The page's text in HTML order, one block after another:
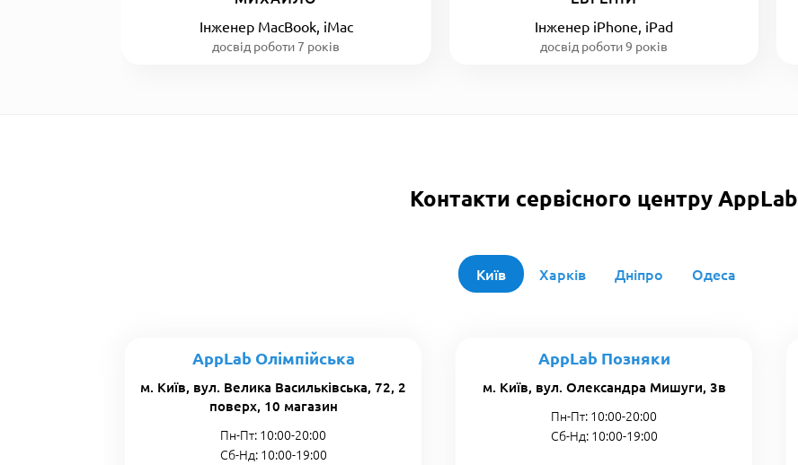
Інженер MacBook, iMac
досвід роботи 7 років
Інженер iPhone, iPad
досвід роботи 9 років
Контакти сервісного центру AppLab
Київ Харків Дніпро Одеса
AppLab Олімпійська
м. Київ, вул. Велика Васильківська, 72, 2
поверх, 10 магазин
Пн-Пт: 10:00-20:00
Сб-Нд: 10:00-19:00
AppLab Позняки
м. Київ, вул. Олександра Мишуги, 3в
Пн-Пт: 10:00-20:00
Сб-Нд: 10:00-19:00